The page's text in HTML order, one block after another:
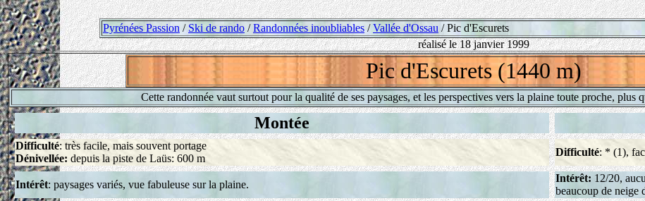
Pyrénées Passion / Ski de rando /Randonnées inoubliables /Vallée d'Ossau / Pic d'Escurets
réalisé le 18 janvier 1999
Pic d'Escurets (1440 m)
Cette randonnée vaut surtout pour la qualité de ses paysages, et les perspectives vers la plaine toute proche, plus
Montée
Difficulté: très facile, mais souvent portage
Dénivellée: depuis la piste de Laüs: 600 m
Difficulté: * (1),
Intérêt: paysages variés, vue fabuleuse sur la plaine.
Intérêt: 12/20,
beaucoup de neige